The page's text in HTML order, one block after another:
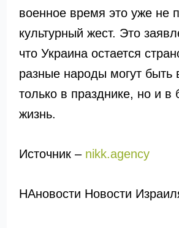
военное время это уже не
культурный жест. Это
что Украина остается
разные народы могут
только в празднике, но и в
жизнь.
Источник – nikk.agency
НАновости Новости